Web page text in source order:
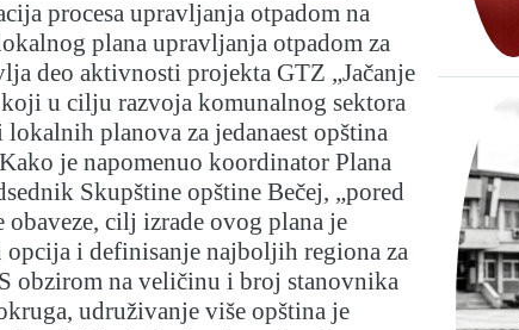
procesa upravljanja otpadom na
plana upravljanja otpadom za
deo aktivnosti projekta GTZ „Jačanje
u cilju razvoja komunalnog sektora
planova za jedanaest opština
je napomenuo koordinator Plana
Skupštine opštine Bečej, „pored
obaveze, cilj izrade ovog plana je
i definisanje najboljih regiona za
obzirom na veličinu i broj stanovnika
udruživanje više opština je